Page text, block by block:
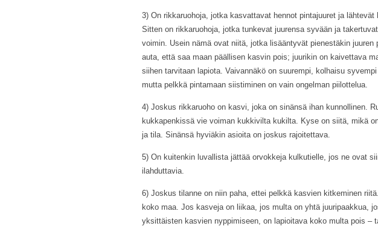
3) On rikkaruohoja, jotka kasvattavat hennot pintajuuret ja lähtevät
Sitten on rikkaruohoja, jotka tunkevat juurensa syvään ja
voimin. Usein nämä ovat niitä, jotka lisääntyvät pienestäkin juuren
auta, että saa maan päällisen kasvin pois; juurikin on kaivettava
siihen tarvitaan lapiota. Vaivannäkö on suurempi, kolhaisu syvempi
mutta pelkkä pintamaan siistiminen on vain ongelman piilottelua.
4) Joskus rikkaruoho on kasvi, joka on sinänsä ihan kunnollinen.
kukkapenkissä vie voiman kukkivilta kukilta. Kyse on siitä, mikä
ja tila. Sinänsä hyviäkin asioita on joskus rajoitettava.
5) On kuitenkin luvallista jättää orvokkeja kulkutielle, jos ne ovat
ilahduttavia.
6) Joskus tilanne on niin paha, ettei pelkkä kasvien kitkeminen
koko maa. Jos kasveja on liikaa, jos multa on yhtä juuripaakkua,
yksittäisten kasvien nyppimiseen, on lapioitava koko multa pois –